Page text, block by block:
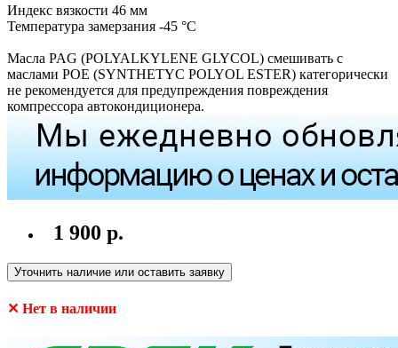
Индекс вязкости 46 мм
Температура замерзания -45 °C
Масла PAG (POLYALKYLENE GLYCOL) смешивать с
маслами POE (SYNTHETYC POLYOL ESTER) категорически
не рекомендуется для предупреждения повреждения
компрессора автокондиционера.
1 900 р.
Уточнить наличие или оставить заявку
✕ Нет в наличии